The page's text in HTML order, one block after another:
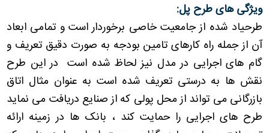
ویژگی های طرح پل:
طرحیاد شده از جامعیت خاصی برخوردار است و تمامی ابعاد
آن از جمله راه کارهای تامین بودجه به صورت دقیق تعریف و
گام های اجرایی در مدل نیز لحاظ شده است در این طرح
نقش ها به درستی تعریف شده است به عنوان مثال اتاق
بازرگانی می تواند از محل پولی که از صنایع دریافت می نماید
طرح های اجرایی را حمایت کند ، بانک ها در زمینه ارائه